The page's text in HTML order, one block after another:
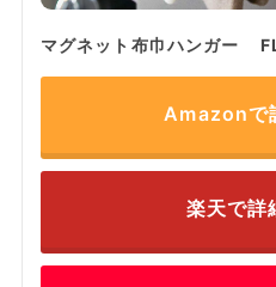
マグネット布巾ハンガー
Amazonで
楽天で詳